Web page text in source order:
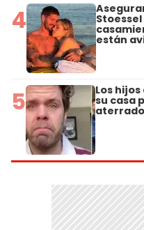
4
están
5 Los
su casa